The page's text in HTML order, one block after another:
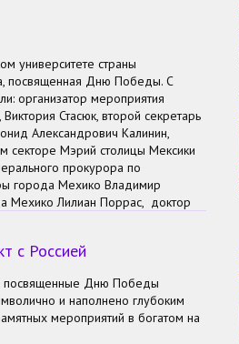
Почётного работника юстиции
университете страны
посвященная Дню Победы. С
организатор мероприятия
Стасюк, второй секретарь
Александрович Калинин,
секторе Мэрий столицы Мексики
прокурора по
города Мехико Владимир
Мехико Лилиан Поррас, доктор
Хосе Луис Флорес Лопес.
испытании и трагических
находящейся на взлете
и спорта.
с Россией
посвященные Дню Победы
и наполнено глубоким
мероприятий в богатом на